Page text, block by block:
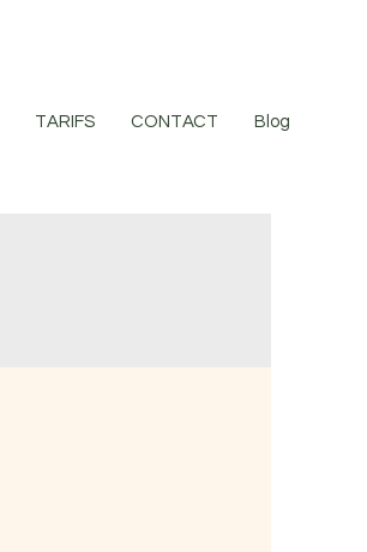
TARIFS CONTACT Blog